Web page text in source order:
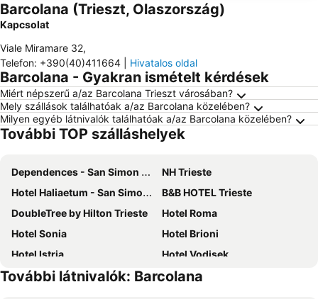
Barcolana (Trieszt, Olaszország)
Kapcsolat
Viale Miramare 32,
Telefon: +390(40)411664 Hivatalos oldal
Barcolana - Gyakran ismételt kérdések
Miért népszerű a/az Barcolana Trieszt városában?
Mely szállások találhatóak a/az Barcolana közelében?
Milyen egyéb látnivalók találhatóak a/az Barcolana közelében?
További TOP szálláshelyek
Dependences - San Simon Resort
NH Trieste
Hotel Haliaetum - San Simon Resort
B&B HOTEL Trieste
DoubleTree by Hilton Trieste
Hotel Roma
Hotel Sonia
Hotel Brioni
Hotel Istria
Hotel Vodisek
Hotel Miramare - Adults Only
Hotel Marina
További látnivalók: Barcolana